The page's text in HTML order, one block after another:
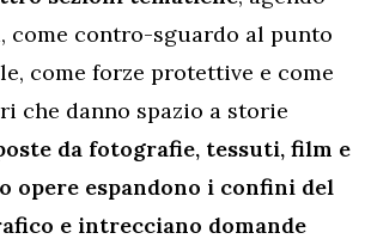
come contro-sguardo al punto
come forze protettive e come
che danno spazio a storie
da fotografie, tessuti, film e
opere espandono i confini del
e intrecciano domande